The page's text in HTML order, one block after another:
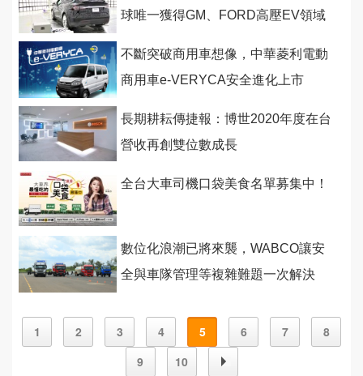
球唯一獲得GM、FORD高壓EV領域
不斷突破商用車想像，中華菱利電動
商用車e-VERYCA安全進化上市
長期耕耘傳捷報：博世2020年度在台
營收再創雙位數成長
全台大車司機口袋美食名單募集中！
數位化浪潮已將來襲，WABCO讓安
全與車隊管理等複雜難題一次解決
1 2 3 4 5 6 7
8
9
10